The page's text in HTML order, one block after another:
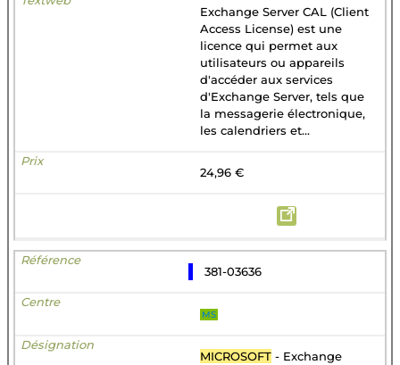
Exchange Server CAL (Client
Access License) est une
licence qui permet aux
utilisateurs ou appareils
d'accéder aux services
d'Exchange Server, tels que
la messagerie électronique,
les calendriers et...
24,96 €
381-03636
MS
MICROSOFT - Exchange